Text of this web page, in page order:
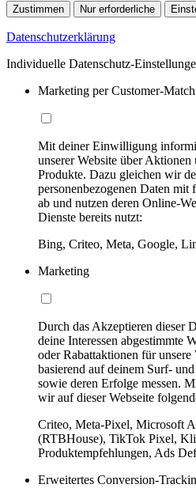
Zustimmen Nur erforderliche
Datenschutzerklärung
Individuelle Datenschutz-
Marketing per Customer-Match
Mit deiner Einwilligung
unserer Website über
Produkte. Dazu gleichen wir
personenbezogenen Daten
ab und nutzen deren Online-
Dienste bereits nutzt:
Bing, Criteo, Meta, Google,
Marketing
Durch das Akzeptieren dieser
deine Interessen abgestimmte
oder Rabattaktionen für unsere
basierend auf deinem Surf-
sowie deren Erfolge messen.
wir auf dieser Webseite
Criteo, Meta-Pixel, Microsoft
(RTBHouse), TikTok Pixel,
Produktempfehlungen, Ads
Erweitertes Conversion-